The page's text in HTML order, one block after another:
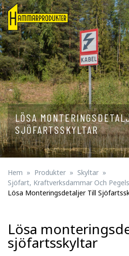
LÖSA
SJÖFARTSSKYLTAR
Hem Produkter
Skyltar
Sjöfart, Kraftverksdammar Och
Lösa Monteringsdetaljer Till
Lösa
sjöfartsskyltar